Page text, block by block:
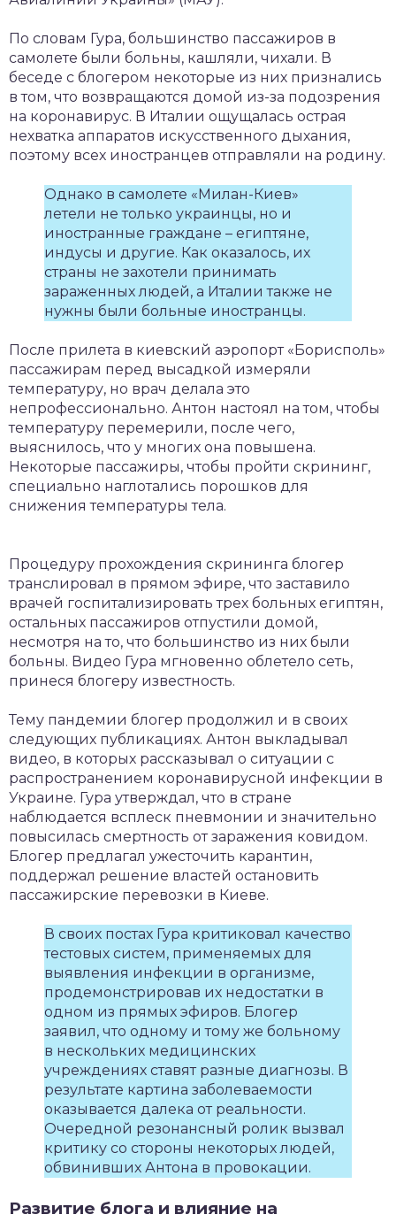
По словам Гура, большинство пассажиров в
самолете были больны, кашляли, чихали. В
беседе с блогером некоторые из них признались
в том, что возвращаются домой из-за подозрения
на коронавирус. В Италии ощущалась острая
нехватка аппаратов искусственного дыхания,
поэтому всех иностранцев отправляли на родину.
Однако в самолете «Милан-Киев»
летели не только украинцы, но и
иностранные граждане – египтяне,
индусы и другие. Как оказалось, их
страны не захотели принимать
зараженных людей, а Италии также не
нужны были больные иностранцы.
После прилета в киевский аэропорт «Борисполь»
пассажирам перед высадкой измеряли
температуру, но врач делала это
непрофессионально. Антон настоял на том, чтобы
температуру перемерили, после чего,
выяснилось, что у многих она повышена.
Некоторые пассажиры, чтобы пройти скрининг,
специально наглотались порошков для
снижения температуры тела.
Процедуру прохождения скрининга блогер
транслировал в прямом эфире, что заставило
врачей госпитализировать трех больных египтян,
остальных пассажиров отпустили домой,
несмотря на то, что большинство из них были
больны. Видео Гура мгновенно облетело сеть,
принеся блогеру известность.
Тему пандемии блогер продолжил и в своих
следующих публикациях. Антон выкладывал
видео, в которых рассказывал о ситуации с
распространением коронавирусной инфекции в
Украине. Гура утверждал, что в стране
наблюдается всплеск пневмонии и значительно
повысилась смертность от заражения ковидом.
Блогер предлагал ужесточить карантин,
поддержал решение властей остановить
пассажирские перевозки в Киеве.
В своих постах Гура критиковал качество
тестовых систем, применяемых для
выявления инфекции в организме,
продемонстрировав их недостатки в
одном из прямых эфиров. Блогер
заявил, что одному и тому же больному
в нескольких медицинских
учреждениях ставят разные диагнозы. В
результате картина заболеваемости
оказывается далека от реальности.
Очередной резонансный ролик вызвал
критику со стороны некоторых людей,
обвинивших Антона в провокации.
Развитие блога и влияние на